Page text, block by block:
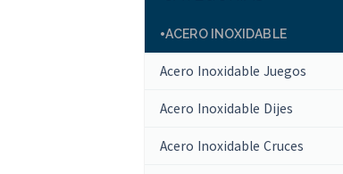
ACERO INOXIDABLE
Acero Inoxidable Juegos
Acero Inoxidable Dijes
Acero Inoxidable Cruces